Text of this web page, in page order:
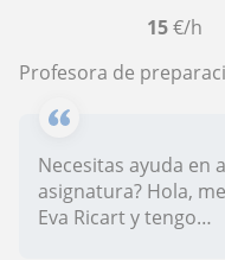
15€/h
Profesora de preparación/refuerzo en
Necesitas ayuda en
asignatura? Hola,
Eva Ricart y tengo